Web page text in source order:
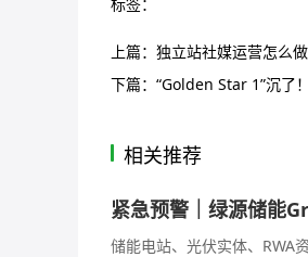
上篇： 独立站社媒运营怎么
下篇： “Golden Star 1”沉了
相关推荐
紧急预警｜绿源储能
储能电站、光伏实体、RWA